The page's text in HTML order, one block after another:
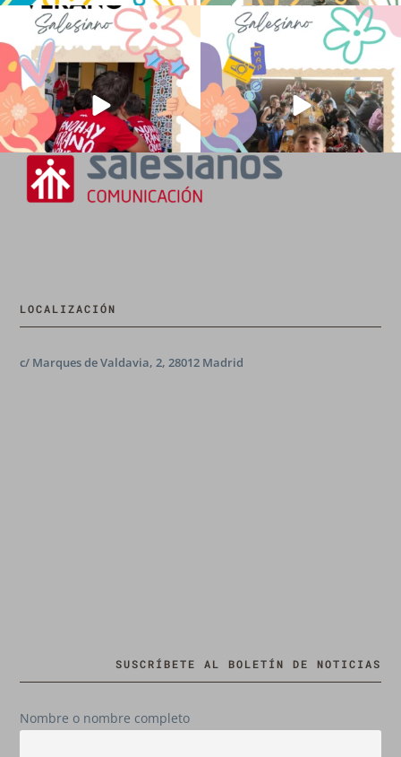
No hay verano sin que sea Salesiano ❤️
💫 en Luz 4
...
0
viviendo la alegría en el campamento
...
LOCALIZACIÓN
c/ Marques de Valdavia, 2, 28012 Madrid
SUSCRÍBETE AL BOLETÍN DE NOTICIAS
Nombre o nombre completo